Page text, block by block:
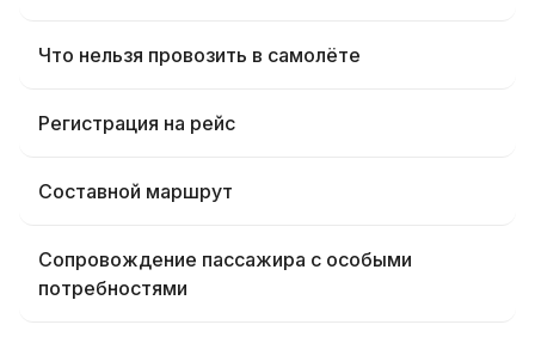
Что нельзя провозить в самолёте
Регистрация на рейс
Составной маршрут
Сопровождение пассажира с особыми
потребностями